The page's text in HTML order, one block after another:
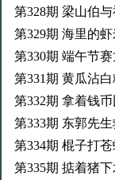
第328期 梁山伯
第329期 海里的
第330期 端午节
第331期 黄瓜沾
第332期 拿着钱
第333期 东郭先
第334期 棍子打
第335期 掂着猪